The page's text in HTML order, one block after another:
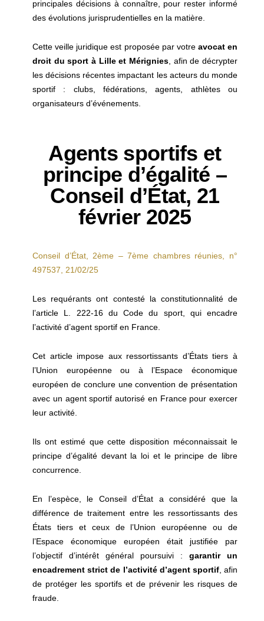
principales décisions à connaître, pour rester informé
des évolutions jurisprudentielles en la matière.
Cette veille juridique est proposée par votre avocat en
droit du sport à Lille et Mérignies , afin de décrypter
les décisions récentes impactant les acteurs du monde
sportif : clubs, fédérations, agents, athlètes ou
organisateurs d’événements.
Agents sportifs et
principe d’égalité –
Conseil d’État, 21
février 2025
Conseil d’État, 2ème – 7ème chambres réunies, n°
497537, 21/02/25
Les requérants ont contesté la constitutionnalité de
l’article L. 222-16 du Code du sport, qui encadre
l’activité d’agent sportif en France.
Cet article impose aux ressortissants d’États tiers à
l’Union européenne ou à l’Espace économique
européen de conclure une convention de présentation
avec un agent sportif autorisé en France pour exercer
leur activité.
Ils ont estimé que cette disposition méconnaissait le
principe d’égalité devant la loi et le principe de libre
concurrence.
En l’espèce, le Conseil d’État a considéré que la
différence de traitement entre les ressortissants des
États tiers et ceux de l’Union européenne ou de
l’Espace économique européen était justifiée par
l’objectif d’intérêt général poursuivi : garantir un
encadrement strict de l’activité d’agent sportif, afin
de protéger les sportifs et de prévenir les risques de
fraude.